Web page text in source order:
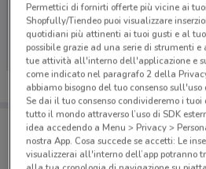
Ci dispiace, al momento non
volantini nella tua zona.
Porta DoveConviene
Puoi trovare le migliori
salvarle e creare la tua
dal tuo cellulare.
Permettici di fornirti offerte più vicine ai
Shopfully/Tiendeo puoi visualizzare
quotidiani più attinenti ai tuoi gusti e al
possibile grazie ad una serie di strumenti
tue attività all'interno dell'applicazione e
come indicato nel paragrafo 2 della
abbiamo bisogno del tuo consenso
Se dai il tuo consenso condivideremo i
tutto il mondo attraverso l’uso di SDK
idea accedendo a Menu > Privacy >
nostra App. Cosa succede se accetti: Le
visualizzerai all'interno dell’app potranno